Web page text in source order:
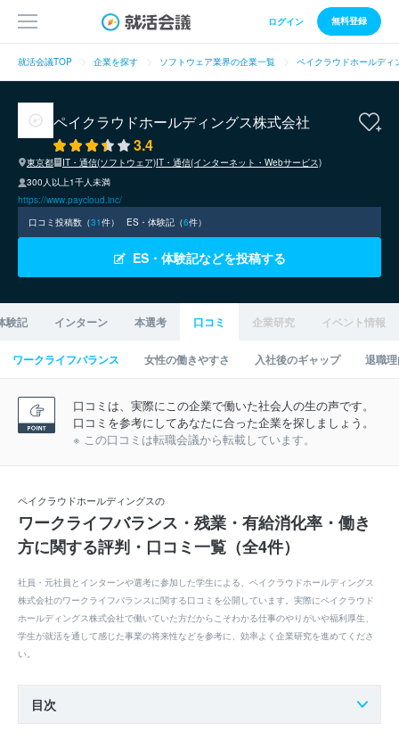
ログイン 無料登録
就活会議TOP 企業を探す ソフトウェア業界の企業一覧 ペイクラウドホールディ
ペイクラウドホールディングス株式会社
3.4
東京都 IT・通信(ソフトウェア)IT・通信(インターネット・Webサービス)
300人以上1千人未満
https://www.paycloud.inc/
口コミ投稿数（31件） ES・体験記（6件）
ES・体験記などを投稿する
験記 インターン 本選考 口コミ 企業研究 イベント情報
ワークライフバランス 女性の働きやすさ 入社後のギャップ 退職
口コミは、実際にこの企業で働いた社会人の生の声です。
口コミを参考にしてあなたに合った企業を探しましょう。
※ この口コミは転職会議から転載しています。
ペイクラウドホールディングスの
ワークライフバランス・残業・有給消化率・働き
方に関する評判・口コミ一覧（全4件）
社員・元社員とインターンや選考に参加した学生による、ペイクラウドホールディングス
株式会社のワークライフバランスに関する口コミを公開しています。実際にペイクラウド
ホールディングス株式会社で働いていた方だからこそわかる仕事のやりがいや福利厚生、
学生が就活を通して感じた事業の将来性などを参考に、効率よく企業研究を進めてくださ
い。
目次